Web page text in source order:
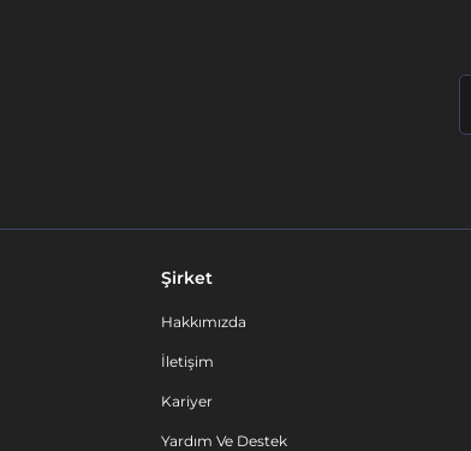
Şirket
Hakkımızda
İletişim
Kariyer
Yardım Ve Destek